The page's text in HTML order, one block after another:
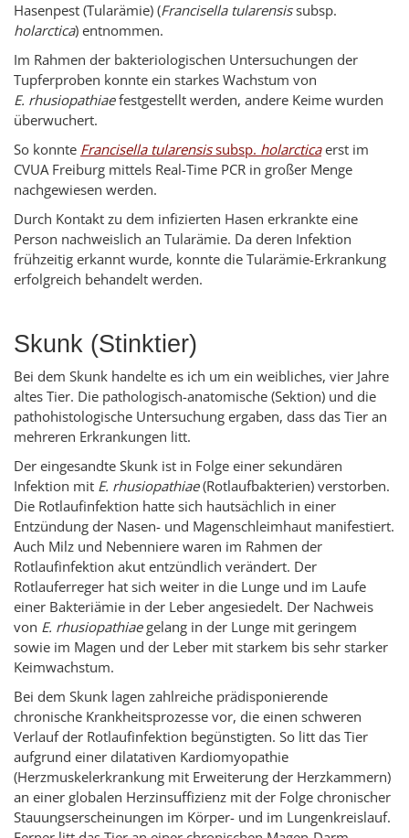
Hasenpest (Tularämie) (Francisella tularensissubsp.
holarctica) entnommen.
Im Rahmen der bakteriologischen Untersuchungen der
Tupferproben konnte ein starkes Wachstum von
E. rhusiopathiaefestgestellt werden, andere Keime wurden
überwuchert.
So konnte Francisella tularensissubsp. holarcticaerst im
CVUA Freiburg mittels Real-Time PCR in großer Menge
nachgewiesen werden.
Durch Kontakt zu dem infizierten Hasen erkrankte eine
Person nachweislich an Tularämie. Da deren Infektion
frühzeitig erkannt wurde, konnte die Tularämie-Erkrankung
erfolgreich behandelt werden.
Skunk (Stinktier)
Bei dem Skunk handelte es ich um ein weibliches, vier Jahre
altes Tier. Die pathologisch-anatomische (Sektion) und die
pathohistologische Untersuchung ergaben, dass das Tier an
mehreren Erkrankungen litt.
Der eingesandte Skunk ist in Folge einer sekundären
Infektion mit E. rhusiopathiae(Rotlaufbakterien) verstorben.
Die Rotlaufinfektion hatte sich hautsächlich in einer
Entzündung der Nasen- und Magenschleimhaut manifestiert.
Auch Milz und Nebenniere waren im Rahmen der
Rotlaufinfektion akut entzündlich verändert. Der
Rotlauferreger hat sich weiter in die Lunge und im Laufe
einer Bakteriämie in der Leber angesiedelt. Der Nachweis
von E. rhusiopathiaegelang in der Lunge mit geringem
sowie im Magen und der Leber mit starkem bis sehr starker
Keimwachstum.
Bei dem Skunk lagen zahlreiche prädisponierende
chronische Krankheitsprozesse vor, die einen schweren
Verlauf der Rotlaufinfektion begünstigten. So litt das Tier
aufgrund einer dilatativen Kardiomyopathie
(Herzmuskelerkrankung mit Erweiterung der Herzkammern)
an einer globalen Herzinsuffizienz mit der Folge chronischer
Stauungserscheinungen im Körper- und im Lungenkreislauf.